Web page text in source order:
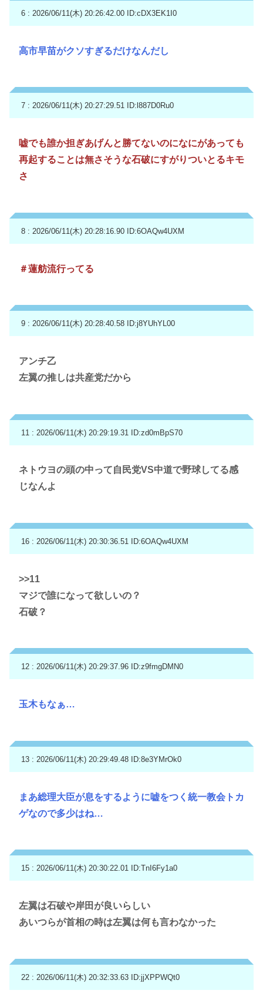
6 : 2026/06/11(木) 20:26:42.00 ID:cDX3EK1I0
高市早苗がクソすぎるだけなんだし
7 : 2026/06/11(木) 20:27:29.51 ID:l887D0Ru0
嘘でも誰か担ぎあげんと勝てないのになにがあっても
再起することは無さそうな石破にすがりついとるキモ
さ
8 : 2026/06/11(木) 20:28:16.90 ID:6OAQw4UXM
＃蓮舫流行ってる
9 : 2026/06/11(木) 20:28:40.58 ID:j8YUhYL00
アンチ乙
左翼の推しは共産党だから
11 : 2026/06/11(木) 20:29:19.31 ID:zd0mBpS70
ネトウヨの頭の中って自民党VS中道で野球してる感
じなんよ
16 : 2026/06/11(木) 20:30:36.51 ID:6OAQw4UXM
>>11
マジで誰になって欲しいの？
石破？
12 : 2026/06/11(木) 20:29:37.96 ID:z9fmgDMN0
玉木もなぁ…
13 : 2026/06/11(木) 20:29:49.48 ID:8e3YMrOk0
まあ総理大臣が息をするように嘘をつく統一教会トカ
ゲなので多少はね…
15 : 2026/06/11(木) 20:30:22.01 ID:TnI6Fy1a0
左翼は石破や岸田が良いらしい
あいつらが首相の時は左翼は何も言わなかった
22 : 2026/06/11(木) 20:32:33.63 ID:jjXPPWQt0